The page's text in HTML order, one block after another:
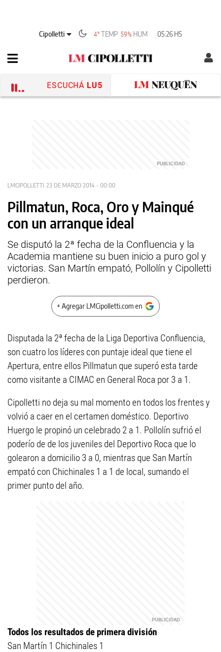
Cipolletti 4°TEMP 59% HUM 05:26 HS
ESCUCHÁ LU5
LMCIPOLLETTI 23 DE MARZO 2014 - 00:00
Pillmatun, Roca, Oro y Mainqué
con un arranque ideal
Se disputó la 2ª fecha de la Confluencia y la
Academia mantiene su buen inicio a puro gol y
victorias. San Martín empató, Pollolín y Cipolletti
perdieron.
+ Agregar LMCipolletti.com en
Disputada la 2ª fecha de la Liga Deportiva Confluencia,
son cuatro los líderes con puntaje ideal que tiene el
Apertura, entre ellos Pillmatun que superó esta tarde
como visitante a CIMAC en General Roca por 3 a 1.
Cipolletti no deja su mal momento en todos los frentes y
volvió a caer en el certamen doméstico. Deportivo
Huergo le propinó un celebrado 2 a 1. Pollolín sufrió el
poderío de de los juveniles del Deportivo Roca que lo
golearon a domicilio 3 a 0, mientras que San Martín
empató con Chichinales 1 a 1 de local, sumando el
primer punto del año.
Todos los resultados de primera división
San Martín 1 Chichinales 1